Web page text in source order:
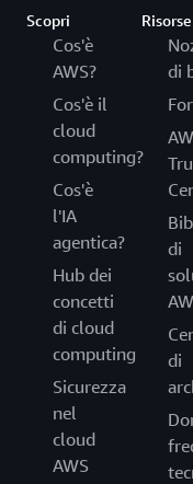
Scopri
Cos'è
AWS?
Cos'è il
cloud
computing?
Cos'è
l'IA
agentica?
Hub dei
concetti
di cloud
computing
Sicurezza
nel
cloud
AWS
Risorse
di
di
di